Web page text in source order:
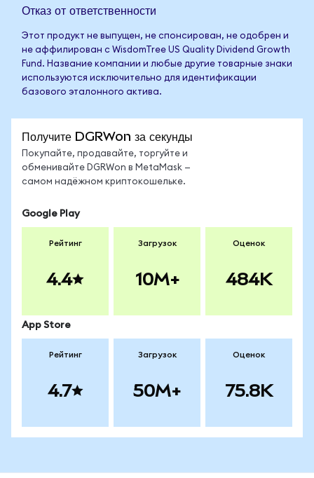
Отказ от ответственности
Этот продукт не выпущен, не спонсирован, не одобрен и
не аффилирован с WisdomTree US Quality Dividend Growth
Fund. Название компании и любые другие товарные знаки
используются исключительно для идентификации
базового эталонного актива.
Получите DGRWon за секунды
Покупайте, продавайте, торгуйте и
обменивайте DGRWon в MetaMask —
самом надёжном криптокошельке.
Google Play
Рейтинг
4.4
Загрузок
10M+
Оценок
484K
App Store
Рейтинг
4.7
Загрузок
50M+
Оценок
75.8K